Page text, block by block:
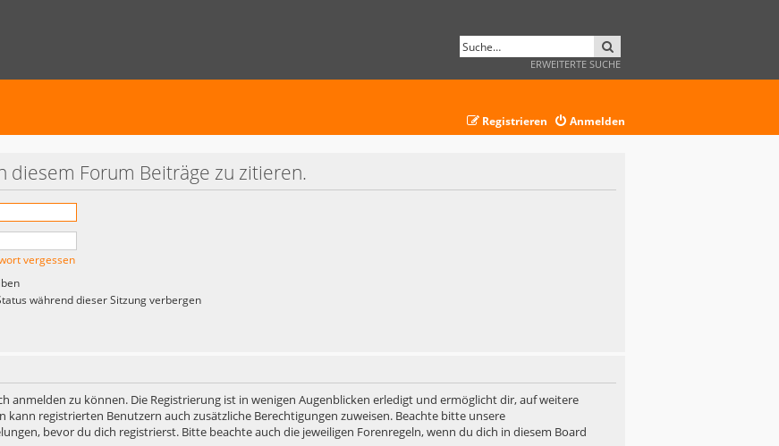
ERWEITERTE SUCHE
Anmelden
Registrieren
diesem Forum Beiträge zu zitieren.
vergessen
während dieser Sitzung verbergen
anmelden zu können. Die Registrierung ist in wenigen Augenblicken erledigt und ermöglicht dir, auf weitere
registrierten Benutzern auch zusätzliche Berechtigungen zuweisen. Beachte bitte unsere
bevor du dich registrierst. Bitte beachte auch die jeweiligen Forenregeln, wenn du dich in diesem Board